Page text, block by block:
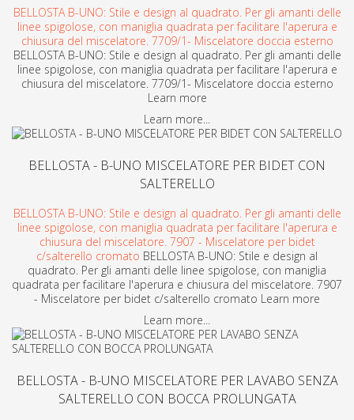
BELLOSTA B-UNO: Stile e design al quadrato. Per gli amanti delle
linee spigolose, con maniglia quadrata per facilitare l'aperura e
chiusura del miscelatore. 7709/1- Miscelatore doccia esterno
BELLOSTA B-UNO: Stile e design al quadrato. Per gli amanti delle
linee spigolose, con maniglia quadrata per facilitare l'aperura e
chiusura del miscelatore. 7709/1- Miscelatore doccia esterno
Learn more
Learn more...
BELLOSTA - B-UNO MISCELATORE PER BIDET CON
SALTERELLO
BELLOSTA B-UNO: Stile e design al quadrato. Per gli amanti delle
linee spigolose, con maniglia quadrata per facilitare l'aperura e
chiusura del miscelatore. 7907 - Miscelatore per bidet
c/salterello cromato BELLOSTA B-UNO: Stile e design al
quadrato. Per gli amanti delle linee spigolose, con maniglia
quadrata per facilitare l'aperura e chiusura del miscelatore. 7907
- Miscelatore per bidet c/salterello cromato Learn more
Learn more...
BELLOSTA - B-UNO MISCELATORE PER LAVABO SENZA
SALTERELLO CON BOCCA PROLUNGATA